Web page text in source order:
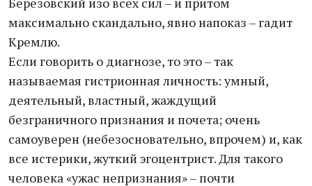
максимально скандально, явно напоказ – гадит
Кремлю.
Если говорить о диагнозе, то это – так
называемая гистрионная личность: умный,
деятельный, властный, жаждущий
безграничного признания и почета; очень
самоуверен (небезосновательно, впрочем) и, как
все истерики, жуткий эгоцентрист. Для такого
человека «ужас непризнания» – почти